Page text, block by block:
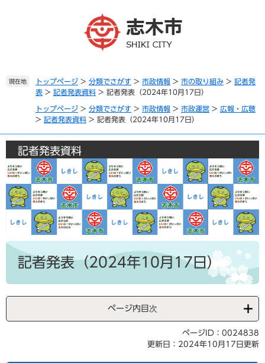
へ
現在地 トップページ > 分類でさがす > 市政情報 > 市の取り組み > 記者発
表 > 記者発表資料 > 記者発表（2024年10月17日）
トップページ > 分類でさがす > 市政情報 > 市政運営 > 広報・広聴
> 記者発表資料 > 記者発表（2024年10月17日）
記者発表資料
本
記者発表（2024年10月17日）
ページ内目次
ページID：0024838
更新日：2024年10月17日更新